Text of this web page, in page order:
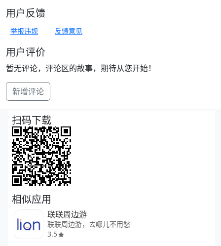
用户反馈
举报违规 反馈意见
用户评价
暂无评论，评论区的故事，期待从您开始！
新增评论
扫码下载
相似应用
联联周边游
联联周边游，去哪儿不用愁
3.5